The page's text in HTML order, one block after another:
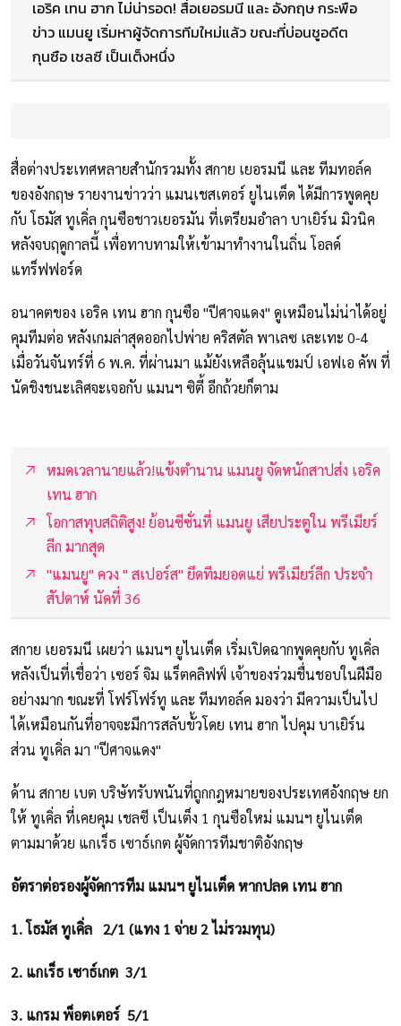
เอริค เทน ฮาก ไม่น่ารอด! สื่อเยอรมนี และ อังกฤษ กระพือ
ข่าว แมนยู เริ่มหาผู้จัดการทีมใหม่แล้ว ขณะที่บ่อนชูอดีต
กุนซือ เชลซี เป็นเต็งหนึ่ง
สื่อต่างประเทศหลายสำนักรวมทั้ง สกาย เยอรมนี และ ทีมทอล์ค
ของอังกฤษ รายงานข่าวว่า แมนเชสเตอร์ ยูไนเต็ด ได้มีการพูดคุย
กับ โธมัส ทูเคิ่ล กุนซือชาวเยอรมัน ที่เตรียมอำลา บาเยิร์น มิวนิค
หลังจบฤดูกาลนี้ เพื่อทาบทามให้เข้ามาทำงานในถิ่น โอลด์
แทร็ฟฟอร์ด
อนาคตของ เอริค เทน ฮาก กุนซือ "ปีศาจแดง" ดูเหมือนไม่น่าได้อยู่
คุมทีมต่อ หลังเกมล่าสุดออกไปพ่าย คริสตัล พาเลซ เละเทะ 0-4
เมื่อวันจันทร์ที่ 6 พ.ค. ที่ผ่านมา แม้ยังเหลือลุ้นแชมป์ เอฟเอ คัพ ที่
นัดชิงชนะเลิศจะเจอกับ แมนฯ ซิตี้ อีกถ้วยก็ตาม
หมดเวลานายแล้ว!แข้งตำนาน แมนยู จัดหนักสาปส่ง เอริค
เทน ฮาก
โอกาสทุบสถิติสูง! ย้อนซีซั่นที่ แมนยู เสียประตูใน พรีเมียร์
ลีก มากสุด
"แมนยู" ควง " สเปอร์ส" ยึดทีมยอดแย่ พรีเมียร์ลีก ประจำ
สัปดาห์ นัดที่ 36
สกาย เยอรมนี เผยว่า แมนฯ ยูไนเต็ด เริ่มเปิดฉากพูดคุยกับ ทูเคิ่ล
หลังเป็นที่เชื่อว่า เซอร์ จิม แร็ตคลิฟฟ์ เจ้าของร่วมชื่นชอบในฝีมือ
อย่างมาก ขณะที่ โฟร์โฟร์ทู และ ทีมทอล์ค มองว่า มีความเป็นไป
ได้เหมือนกันที่อาจจะมีการสลับขั้วโดย เทน ฮาก ไปคุม บาเยิร์น
ส่วน ทูเคิ่ล มา "ปีศาจแดง"
ด้าน สกาย เบต บริษัทรับพนันที่ถูกกฎหมายของประเทศอังกฤษ ยก
ให้ ทูเคิ่ล ที่เคยคุม เชลซี เป็นเต็ง 1 กุนซือใหม่ แมนฯ ยูไนเต็ด
ตามมาด้วย แกเร็ธ เซาธ์เกต ผู้จัดการทีมชาติอังกฤษ
อัตราต่อรองผู้จัดการทีม แมนฯ ยูไนเต็ด หากปลด เทน ฮาก
1. โธมัส ทูเคิ่ล 2/1 (แทง 1 จ่าย 2 ไม่รวมทุน)
2. แกเร็ธ เซาธ์เกต 3/1
3. แกรม พ็อตเตอร์ 5/1